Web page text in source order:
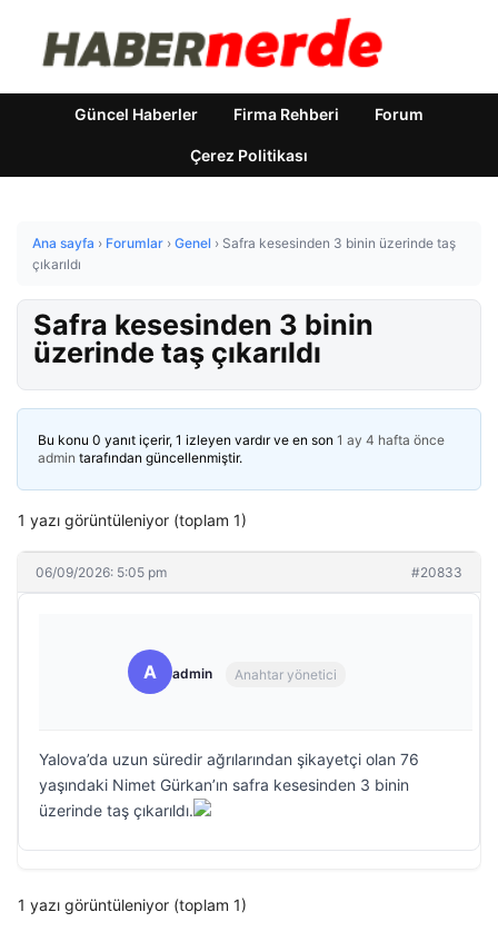
Güncel Haberler Firma Rehberi Forum
Çerez Politikası
Ana sayfa › Forumlar › Genel › Safra kesesinden 3 binin üzerinde taş
çıkarıldı
Safra kesesinden 3 binin
üzerinde taş çıkarıldı
Bu konu 0 yanıt içerir, 1 izleyen vardır ve en son 1 ay 4 hafta önce
admin tarafından güncellenmiştir.
1 yazı görüntüleniyor (toplam 1)
06/09/2026: 5:05 pm #20833
A admin Anahtar yönetici
Yalova’da uzun süredir ağrılarından şikayetçi olan 76
yaşındaki Nimet Gürkan’ın safra kesesinden 3 binin
üzerinde taş çıkarıldı.
1 yazı görüntüleniyor (toplam 1)